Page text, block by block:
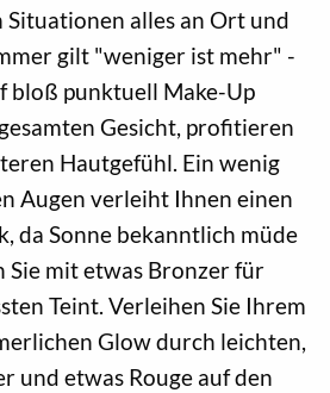
alles an Ort und
gilt "weniger ist mehr" -
bloß punktuell Make-Up
Gesicht, profitieren
Hautgefühl. Ein wenig
Augen verleiht Ihnen einen
da Sonne bekanntlich müde
mit etwas Bronzer für
Teint. Verleihen Sie Ihrem
Glow durch leichten,
und etwas Rouge auf den